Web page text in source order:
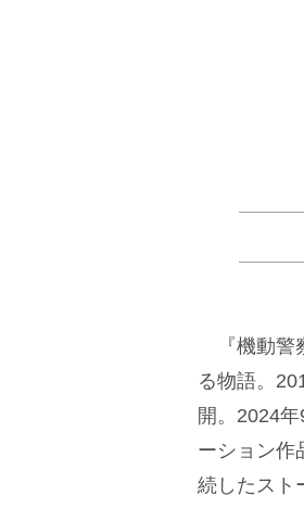
『機動警
る物語。
開。2024
ーション作
続したスト